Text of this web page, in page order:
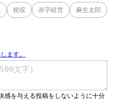
税収 赤字経営 麻生太郎